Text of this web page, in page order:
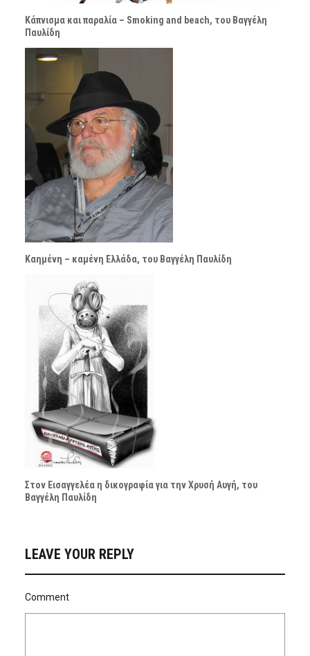
Κάπνισμα και παραλία – Smoking and beach, του Βαγγέλη
Παυλίδη
Καημένη – καμένη Ελλάδα, του Βαγγέλη Παυλίδη
Στον Εισαγγελέα η δικογραφία για την Χρυσή Αυγή, του
Βαγγέλη Παυλίδη
LEAVE YOUR REPLY
Comment